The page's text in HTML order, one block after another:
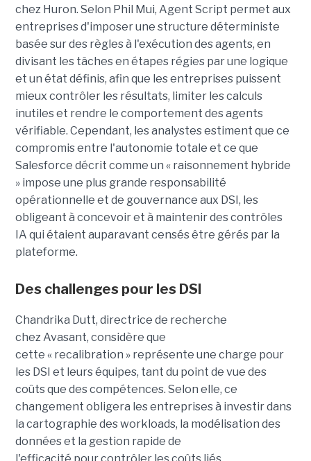
chez Huron. Selon Phil Mui, Agent Script permet aux
entreprises d'imposer une structure déterministe
basée sur des règles à l'exécution des agents, en
divisant les tâches en étapes régies par une logique
et un état définis, afin que les entreprises puissent
mieux contrôler les résultats, limiter les calculs
inutiles et rendre le comportement des agents
vérifiable. Cependant, les analystes estiment que ce
compromis entre l'autonomie totale et ce que
Salesforce décrit comme un « raisonnement hybride
» impose une plus grande responsabilité
opérationnelle et de gouvernance aux DSI, les
obligeant à concevoir et à maintenir des contrôles
IA qui étaient auparavant censés être gérés par la
plateforme.
Des challenges pour les DSI
Chandrika Dutt, directrice de recherche
chez Avasant, considère que
cette « recalibration » représente une charge pour
les DSI et leurs équipes, tant du point de vue des
coûts que des compétences. Selon elle, ce
changement obligera les entreprises à investir dans
la cartographie des workloads, la modélisation des
données et la gestion rapide de